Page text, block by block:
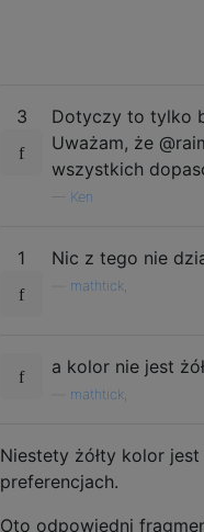
3
Dotyczy to tylko
Uważam, że
wszystkich
Ken
1 Nic z tego nie
mathtick,
a kolor nie jest
mathtick,
Niestety żółty kolor
preferencjach.
Oto odpowiedni